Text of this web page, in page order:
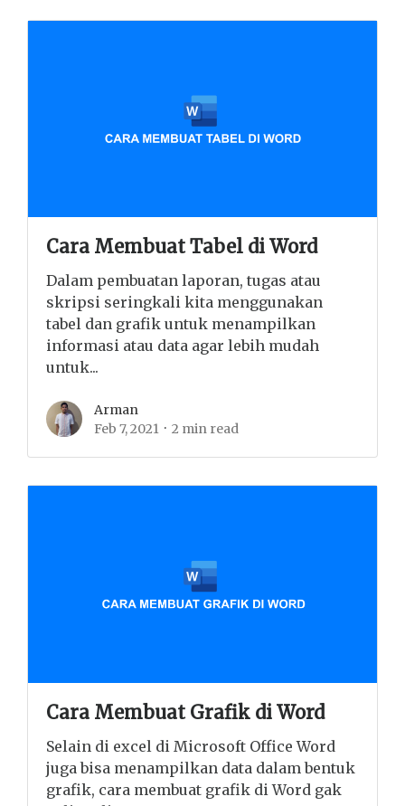
Cara Membuat Tabel di Word
Dalam pembuatan laporan, tugas atau
skripsi seringkali kita menggunakan
tabel dan grafik untuk menampilkan
informasi atau data agar lebih mudah
untuk...
Arman
Feb 7, 2021
2 min read
Cara Membuat Grafik di Word
Selain di excel di Microsoft Office Word
juga bisa menampilkan data dalam bentuk
grafik, cara membuat grafik di Word gak